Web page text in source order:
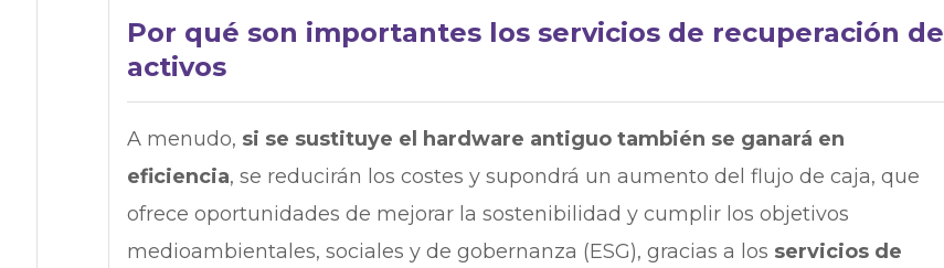
Por qué son importantes los servicios de recuperación de
activos
A menudo, si se sustituye el hardware antiguo también se ganará en
eficiencia, se reducirán los costes y supondrá un aumento del flujo de caja, que
ofrece oportunidades de mejorar la sostenibilidad y cumplir los objetivos
medioambientales, sociales y de gobernanza (ESG), gracias a los servicios de